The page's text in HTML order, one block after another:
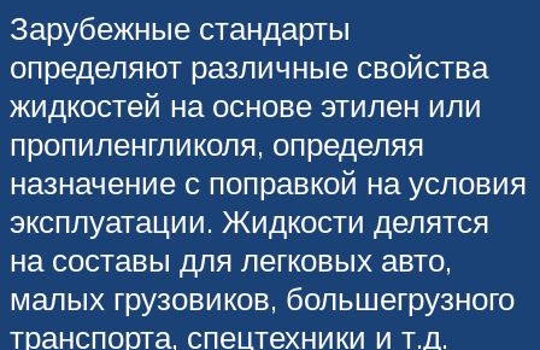
Зарубежные стандарты
определяют различные свойства
жидкостей на основе этилен или
пропиленгликоля, определяя
назначение с поправкой на условия
эксплуатации. Жидкости делятся
на составы для легковых авто,
малых грузовиков, большегрузного
транспорта, спецтехники и т.д.